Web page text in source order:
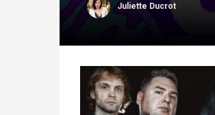
Juliette Ducrot